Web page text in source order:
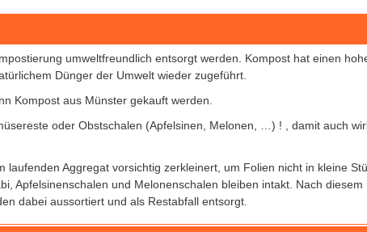
umweltfreundlich entsorgt werden. Kompost hat einen
Dünger der Umwelt wieder zugeführt.
Kompost aus Münster gekauft werden.
oder Obstschalen (Apfelsinen, Melonen, …) ! , damit auch
laufenden Aggregat vorsichtig zerkleinert, um Folien nicht in kleine
Apfelsinenschalen und Melonenschalen bleiben intakt. Nach
dabei aussortiert und als Restabfall entsorgt.